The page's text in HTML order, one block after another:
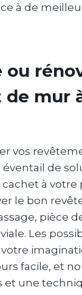
à de
ou
mur
vos
de
à
le bon
pièce
Les
facile, et
et une